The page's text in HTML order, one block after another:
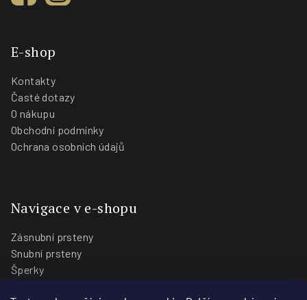
E-shop
Kontakty
Časté dotazy
O nákupu
Obchodní podmínky
Ochrana osobních údajů
Navigace v e-shopu
Zásnubní prsteny
Snubní prsteny
Šperky